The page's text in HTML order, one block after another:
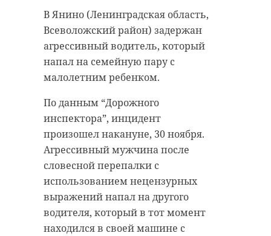
В Янино (Ленинградская область,
Всеволожский район) задержан
агрессивный водитель, который
напал на семейную пару с
малолетним ребенком.
По данным “Дорожного
инспектора”, инцидент
произошел накануне, 30 ноября.
Агрессивный мужчина после
словесной перепалки с
использованием нецензурных
выражений напал на другого
водителя, который в тот момент
находился в своей машине с